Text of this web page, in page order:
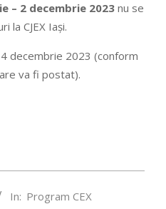
– 2 decembrie 2023nu se
la CJEX Iași.
decembrie 2023 (conform
va fi postat).
In: Program CEX